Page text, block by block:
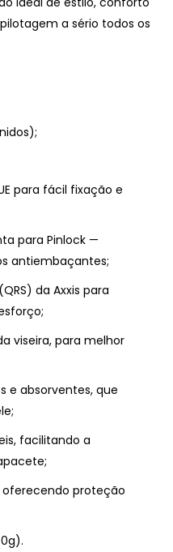
a sério todos os
para fácil fixação e
para Pinlock —
antiembaçantes;
da Axxis para
viseira, para melhor
e absorventes, que
facilitando a
proteção